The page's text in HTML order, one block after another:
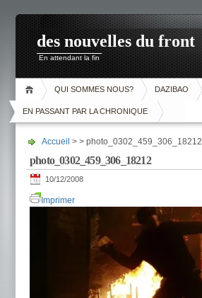
des nouvelles du front
En attendant la fin
QUI SOMMES NOUS? DAZIBAO
EN PASSANT PAR LA CHRONIQUE
Accueil > > photo_0302_459_306_18212
photo_0302_459_306_18212
10/12/2008
Imprimer